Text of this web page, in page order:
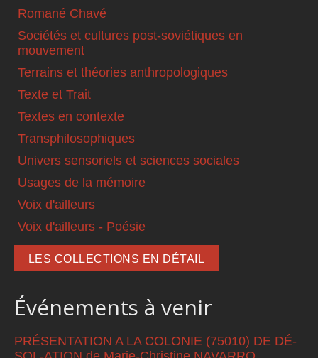
Romané Chavé
Sociétés et cultures post-soviétiques en
mouvement
Terrains et théories anthropologiques
Texte et Trait
Textes en contexte
Transphilosophiques
Univers sensoriels et sciences sociales
Usages de la mémoire
Voix d'ailleurs
Voix d'ailleurs - Poésie
LES COLLECTIONS EN DÉTAIL
Événements à venir
PRÉSENTATION A LA COLONIE (75010) DE DÉ-